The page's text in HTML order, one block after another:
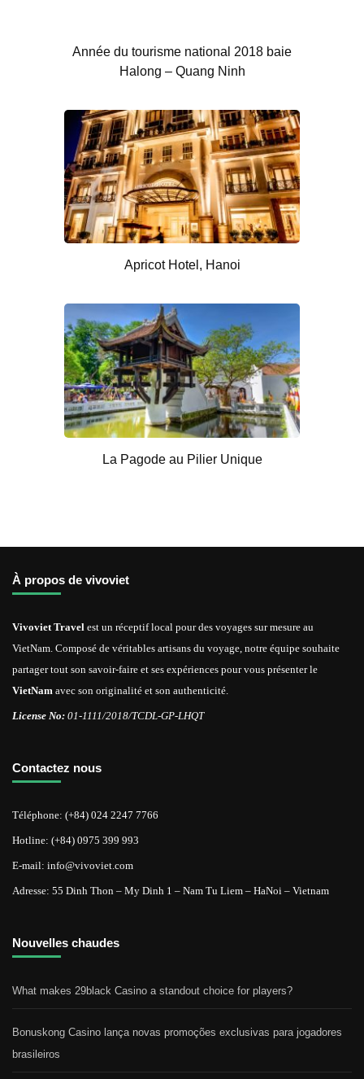
Année du tourisme national 2018 baie
Halong – Quang Ninh
Apricot Hotel, Hanoi
La Pagode au Pilier Unique
À propos de vivoviet
Vivoviet Travel est un réceptif local pour des voyages sur mesure au
VietNam. Composé de véritables artisans du voyage, notre équipe souhaite
partager tout son savoir-faire et ses expériences pour vous présenter le
VietNam avec son originalité et son authenticité.
License No: 01-1111/2018/TCDL-GP-LHQT
Contactez nous
Téléphone: (+84) 024 2247 7766
Hotline: (+84) 0975 399 993
E-mail: info@vivoviet.com
Adresse: 55 Dinh Thon – My Dinh 1 – Nam Tu Liem – HaNoi – Vietnam
Nouvelles chaudes
What makes 29black Casino a standout choice for players?
Bonuskong Casino lança novas promoções exclusivas para jogadores
brasileiros